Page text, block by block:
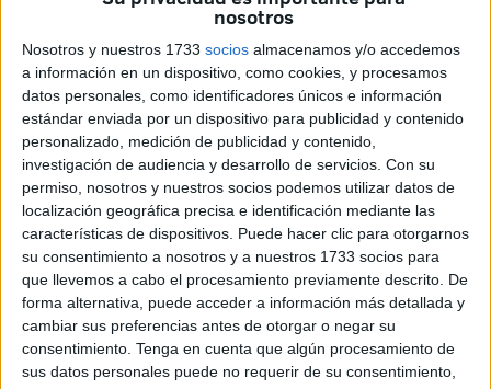
nosotros
Nosotros y nuestros 1733 socios almacenamos y/o accedemos
a información en un dispositivo, como cookies, y procesamos
datos personales, como identificadores únicos e información
estándar enviada por un dispositivo para publicidad y contenido
personalizado, medición de publicidad y contenido,
investigación de audiencia y desarrollo de servicios. Con su
permiso, nosotros y nuestros socios podemos utilizar datos de
localización geográfica precisa e identificación mediante las
características de dispositivos. Puede hacer clic para otorgarnos
su consentimiento a nosotros y a nuestros 1733 socios para
que llevemos a cabo el procesamiento previamente descrito. De
forma alternativa, puede acceder a información más detallada y
cambiar sus preferencias antes de otorgar o negar su
consentimiento. Tenga en cuenta que algún procesamiento de
sus datos personales puede no requerir de su consentimiento,
Francisco Lobo es el coordinador de laOrquesta Europea
del Sury el solista de contrabajo. Un orquesta que hoy
domingo ofrece en Ceuta un concierto a las 19:30 horas en
elRevellín.
Lleva muchos años al frente de este proyecto, aunque
antes tenía otro nombre, y además es profesor de
contrabajo desde el año 1999.
–¿Cuál es su papel en la orquesta?
–Soy el coordinador de la Orquesta Europea del Sur, un